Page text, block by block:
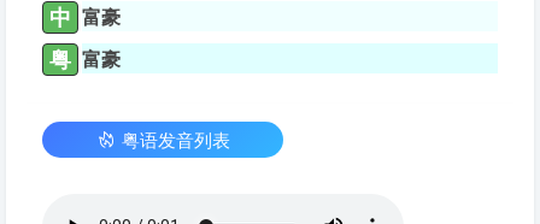
中 富豪
粤 富豪
粤语发音列表